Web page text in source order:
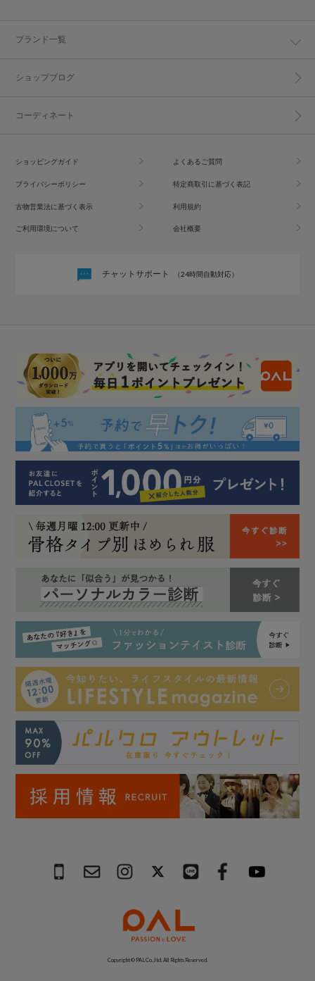
ブランド一覧
ショップブログ
コーディネート
ショッピングガイド よくあるご質問
プライバシーポリシー 特定商取引に基づく表記
古物営業法に基づく表示 利用規約
ご利用環境について 会社概要
チャットサポート （24時間自動対応）
Copyright © PAL Co.,ltd. All Rights Reserved.